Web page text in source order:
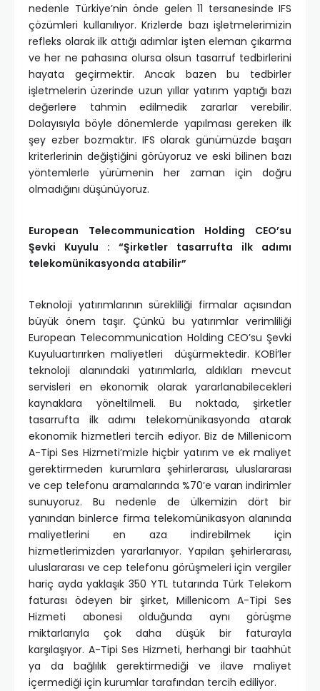
nedenle Türkiye’nin önde gelen 11 tersanesinde IFS
çözümleri kullanılıyor. Krizlerde bazı işletmelerimizin
refleks olarak ilk attığı adımlar işten eleman çıkarma
ve her ne pahasına olursa olsun tasarruf tedbirlerini
hayata geçirmektir. Ancak bazen bu tedbirler
işletmelerin üzerinde uzun yıllar yatırım yaptığı bazı
değerlere tahmin edilmedik zararlar verebilir.
Dolayısıyla böyle dönemlerde yapılması gereken ilk
şey ezber bozmaktır. IFS olarak günümüzde başarı
kriterlerinin değiştiğini görüyoruz ve eski bilinen bazı
yöntemlerle yürümenin her zaman için doğru
olmadığını düşünüyoruz.
European Telecommunication Holding CEO’su
Şevki Kuyulu : “Şirketler tasarrufta ilk adımı
telekomünikasyonda atabilir”
Teknoloji yatırımlarının sürekliliği firmalar açısından
büyük önem taşır. Çünkü bu yatırımlar verimliliği
European Telecommunication Holding CEO’su Şevki
Kuyuluartırırken maliyetleri düşürmektedir. KOBİ’ler
teknoloji alanındaki yatırımlarla, aldıkları mevcut
servisleri en ekonomik olarak yararlanabilecekleri
kaynaklara yöneltilmeli. Bu noktada, şirketler
tasarrufta ilk adımı telekomünikasyonda atarak
ekonomik hizmetleri tercih ediyor. Biz de Millenicom
A-Tipi Ses Hizmeti’mizle hiçbir yatırım ve ek maliyet
gerektirmeden kurumlara şehirlerarası, uluslararası
ve cep telefonu aramalarında %70’e varan indirimler
sunuyoruz. Bu nedenle de ülkemizin dört bir
yanından binlerce firma telekomünikasyon alanında
maliyetlerini en aza indirebilmek için
hizmetlerimizden yararlanıyor. Yapılan şehirlerarası,
uluslararası ve cep telefonu görüşmeleri için vergiler
hariç ayda yaklaşık 350 YTL tutarında Türk Telekom
faturası ödeyen bir şirket, Millenicom A-Tipi Ses
Hizmeti abonesi olduğunda aynı görüşme
miktarlarıyla çok daha düşük bir faturayla
karşılaşıyor. A-Tipi Ses Hizmeti, herhangi bir taahhüt
ya da bağlılık gerektirmediği ve ilave maliyet
içermediği için kurumlar tarafından tercih ediliyor.